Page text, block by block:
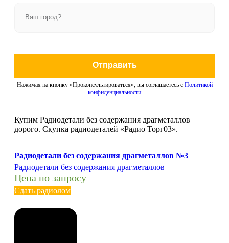
Отправить
Нажимая на кнопку «Проконсультироваться», вы соглашаетесь с Политикой
конфиденциальности
Купим Радиодетали без содержания драгметаллов
дорого. Скупка радиодеталей «Радио Торг03».
Радиодетали без содержания драгметаллов №3
Радиодетали без содержания драгметаллов
Цена по запросу
Сдать радиолом